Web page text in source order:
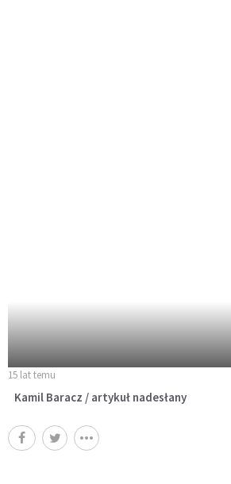
15 lat temu
Kamil Baracz / artykuł nadesłany